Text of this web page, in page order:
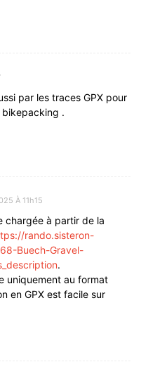
par les traces GPX pour
.
À 11h15
chargée à partir de la
rando.sisteron-
Buech-Gravel-
.
uniquement au format
en GPX est facile sur